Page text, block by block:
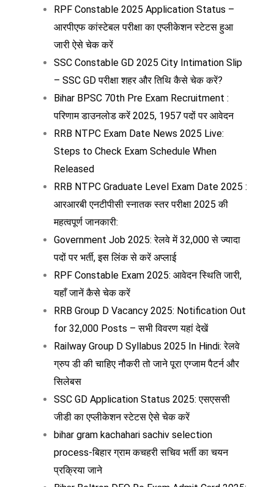
RPF Constable 2025 Application Status –
आरपीएफ कांस्टेबल परीक्षा का एप्लीकेशन स्टेटस हुआ
जारी ऐसे चेक करें
SSC Constable GD 2025 City Intimation Slip
– SSC GD परीक्षा शहर और तिथि कैसे चेक करें?
Bihar BPSC 70th Pre Exam Recruitment :
परिणाम डाउनलोड करें 2025, 1957 पदों पर आवेदन
RRB NTPC Exam Date News 2025 Live:
Steps to Check Exam Schedule When
Released
RRB NTPC Graduate Level Exam Date 2025 :
आरआरबी एनटीपीसी स्नातक स्तर परीक्षा 2025 की
महत्वपूर्ण जानकारी:
Government Job 2025: रेलवे में 32,000 से ज्यादा
पदों पर भर्ती, इस लिंक से करें अप्लाई
RPF Constable Exam 2025: आवेदन स्थिति जारी,
यहाँ जानें कैसे चेक करें
RRB Group D Vacancy 2025: Notification Out
for 32,000 Posts – सभी विवरण यहां देखें
Railway Group D Syllabus 2025 In Hindi: रेलवे
ग्रुप डी की चाहिए नौकरी तो जाने पूरा एग्जाम पैटर्न और
सिलेबस
SSC GD Application Status 2025: एसएससी
जीडी का एप्लीकेशन स्टेटस ऐसे चेक करें
bihar gram kachahari sachiv selection
process-बिहार ग्राम कचहरी सचिव भर्ती का चयन
प्रक्रिया जाने